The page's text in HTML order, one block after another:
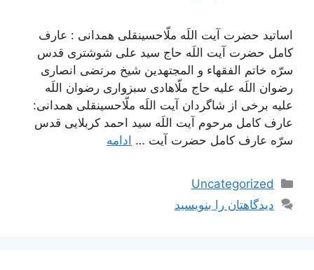
اساتید حضرت آیت اللَه ملّاحسینقلی همدانی : عارف
کامل حضرت آیت اللَه حاج سید علی شوشتری قدس
سرّه خاتم الفقهاء و المجتهدین شیخ مرتضی انصاری
رضوان اللَه علیه حاج ملّاهادی سبزواری رضوان اللَه
علیه برخی از شاگردان آیت اللَه ملّاحسینقلی همدانی:
عارف کامل مرحوم آیت اللَه سيد احمد كربلايى قدس
سرّه عارف کامل حضرت آیت … ادامه
دسته‌ها
Uncategorized
دیدگاهتان را بنویسید